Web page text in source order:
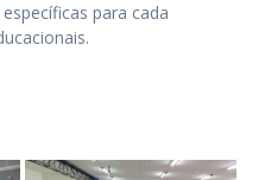
para cada